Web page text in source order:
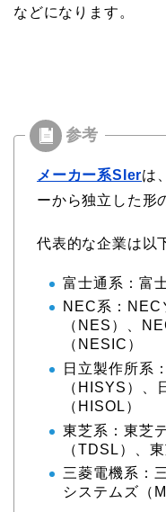
などになります。
メーカー系SIerは
ーから独立した形
代表的な企業は以
富士通系：富
NEC系：NEC
（NES）、
（NESIC）
日立製作所系
（HISYS）、
（HISOL）
東芝系：東芝
（TDSL）、
三菱電機系：
システムズ（